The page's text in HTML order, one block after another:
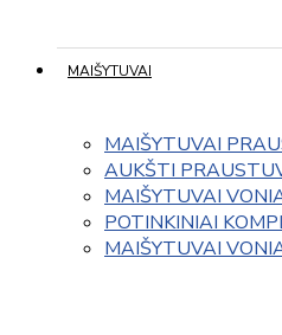
MAIŠYTUVAI
MAIŠYTUVAI
AUKŠTI
MAIŠYTUVAI
POTINKINIAI
MAIŠYTUVAI